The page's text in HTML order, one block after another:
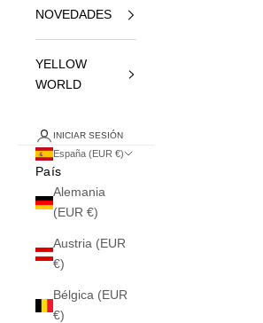
NOVEDADES
YELLOW
WORLD
INICIAR SESIÓN
España (EUR €)
País
Alemania
(EUR €)
Austria (EUR
€)
Bélgica (EUR
€)